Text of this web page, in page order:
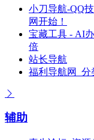
小刀导航-QQ
网开始！
宝藏工具 - AI
倍
站长导航
福利导航网_
辅助